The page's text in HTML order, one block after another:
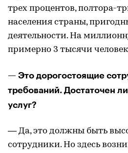
трех процентов, полтора-
населения страны,
деятельности. На
примерно 3 тысячи
— Это дорогостоящие
требований. Достаточен
услуг?
— Да, это должны быть
сотрудники. Но здесь